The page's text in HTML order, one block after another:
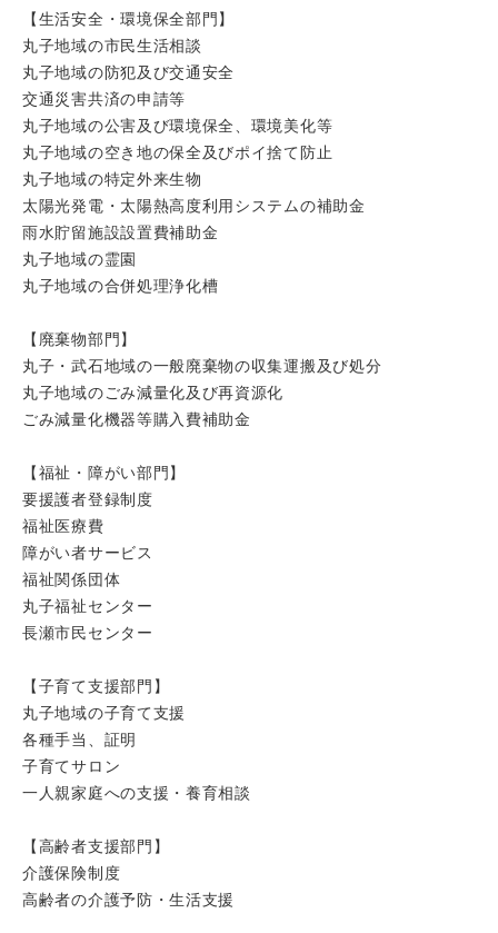
【生活安全・環境保全部門】
丸子地域の市民生活相談
丸子地域の防犯及び交通安全
交通災害共済の申請等
丸子地域の公害及び環境保全、環境美化等
丸子地域の空き地の保全及びポイ捨て防止
丸子地域の特定外来生物
太陽光発電・太陽熱高度利用システムの補助金
雨水貯留施設設置費補助金
丸子地域の霊園
丸子地域の合併処理浄化槽
【廃棄物部門】
丸子・武石地域の一般廃棄物の収集運搬及び処分
丸子地域のごみ減量化及び再資源化
ごみ減量化機器等購入費補助金
【福祉・障がい部門】
要援護者登録制度
福祉医療費
障がい者サービス
福祉関係団体
丸子福祉センター
長瀬市民センター
【子育て支援部門】
丸子地域の子育て支援
各種手当、証明
子育てサロン
一人親家庭への支援・養育相談
【高齢者支援部門】
介護保険制度
高齢者の介護予防・生活支援